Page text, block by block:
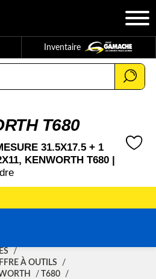
Inventaire
T680
KENWORTH T680 |
À OUTILS
T680